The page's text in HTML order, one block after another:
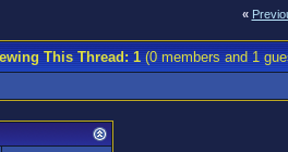
«
This Thread: 1(0 members and 1